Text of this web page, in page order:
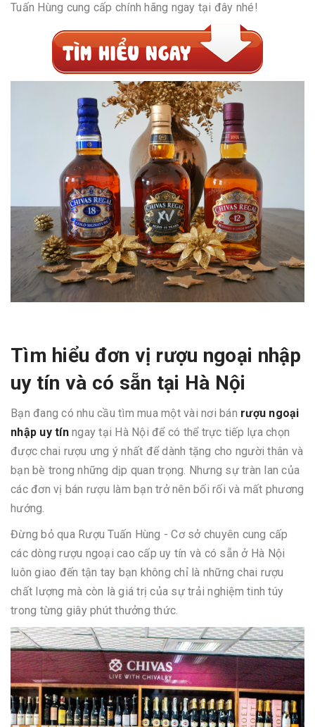
Tuấn Hùng cung cấp chính hãng ngay tại đây nhé!
Tìm hiểu đơn vị rượu ngoại nhập
uy tín và có sẵn tại Hà Nội
Bạn đang có nhu cầu tìm mua một vài nơi bán rượu ngoại
nhập uy tínngay tại Hà Nội để có thể trực tiếp lựa chọn
được chai rượu ưng ý nhất để dành tặng cho người thân và
bạn bè trong những dịp quan trọng. Nhưng sự tràn lan của
các đơn vị bán rượu làm bạn trở nên bối rối và mất phương
hướng.
Đừng bỏ qua Rượu Tuấn Hùng - Cơ sở chuyên cung cấp
các dòng rượu ngoại cao cấp uy tín và có sẵn ở Hà Nội
luôn giao đến tận tay bạn không chỉ là những chai rượu
chất lượng mà còn là giá trị của sự trải nghiệm tinh túy
trong từng giây phút thưởng thức.